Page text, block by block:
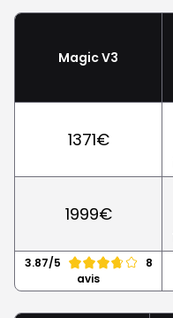
Magic V3
1371€
1999€
3.87/5
8
avis